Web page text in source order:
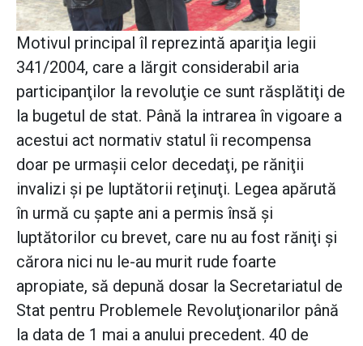
Motivul principal îl reprezintă apariţia legii
341/2004, care a lărgit considerabil aria
participanţilor la revoluţie ce sunt răsplătiţi de
la bugetul de stat. Până la intrarea în vigoare a
acestui act normativ statul îi recompensa
doar pe urmaşii celor decedaţi, pe răniţii
invalizi şi pe luptătorii reţinuţi. Legea apărută
în urmă cu şapte ani a permis însă şi
luptătorilor cu brevet, care nu au fost răniţi şi
cărora nici nu le-au murit rude foarte
apropiate, să depună dosar la Secretariatul de
Stat pentru Problemele Revoluţionarilor până
la data de 1 mai a anului precedent. 40 de